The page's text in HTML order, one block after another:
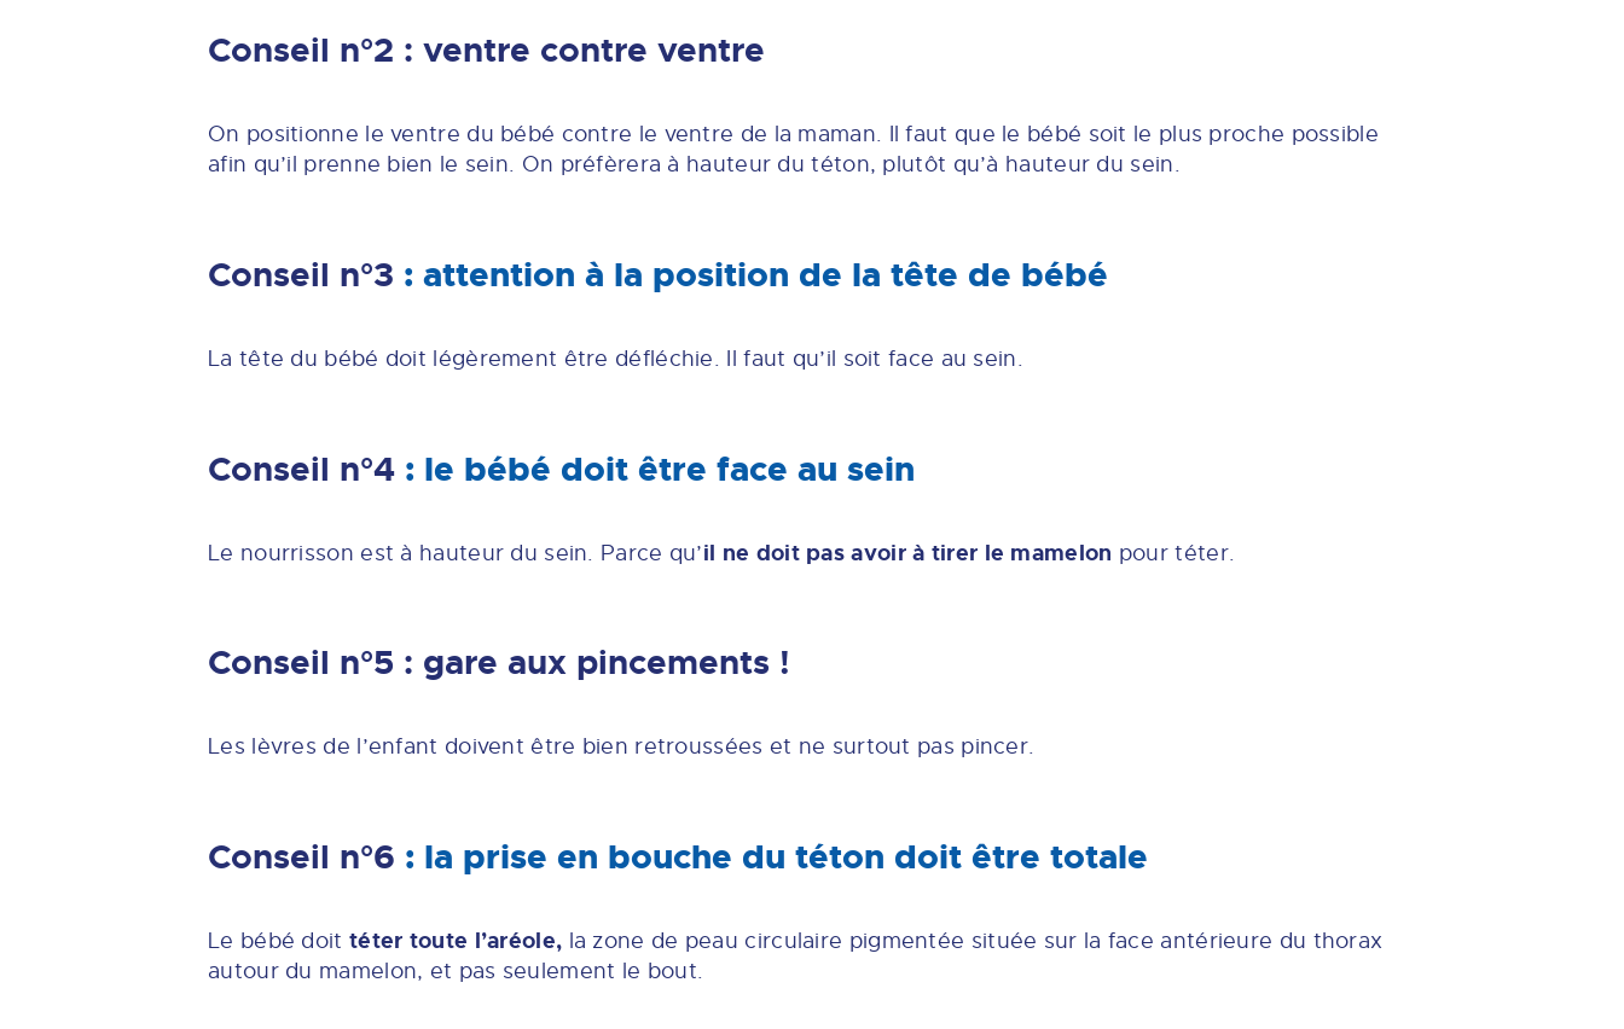
Conseil n°2 : ventre contre ventre
On positionne le ventre du bébé contre le ventre de la maman. Il faut que le bébé soit le plus proche possible
afin qu’il prenne bien le sein. On préfèrera à hauteur du téton, plutôt qu’à hauteur du sein.
Conseil n°3 : attention à la position de la tête de bébé
La tête du bébé doit légèrement être défléchie. Il faut qu’il soit face au sein.
Conseil n°4 : le bébé doit être face au sein
Le nourrisson est à hauteur du sein. Parce qu’il ne doit pas avoir à tirer le mamelon pour téter.
Conseil n°5 : gare aux pincements !
Les lèvres de l’enfant doivent être bien retroussées et ne surtout pas pincer.
Conseil n°6 : la prise en bouche du téton doit être totale
Le bébé doit téter toute l’aréole, la zone de peau circulaire pigmentée située sur la face antérieure du thorax
autour du mamelon, et pas seulement le bout.